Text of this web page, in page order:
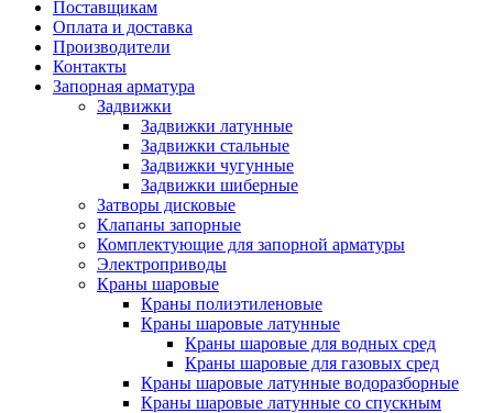
Поставщикам
Оплата и доставка
Производители
Контакты
Запорная арматура
Задвижки
Задвижки латунные
Задвижки стальные
Задвижки чугунные
Задвижки шиберные
Затворы дисковые
Клапаны запорные
Комплектующие для запорной арматуры
Электроприводы
Краны шаровые
Краны полиэтиленовые
Краны шаровые латунные
Краны шаровые для водных сред
Краны шаровые для газовых сред
Краны шаровые латунные водоразборные
Краны шаровые латунные со спускным